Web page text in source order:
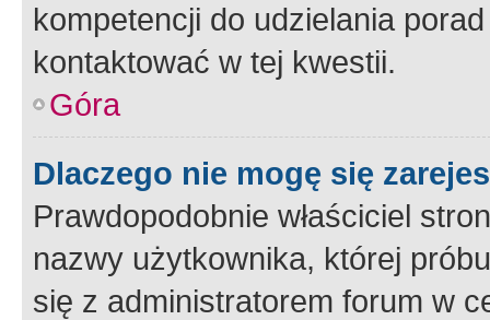
kompetencji do udzielania
kontaktować w tej kwestii.
Góra
Dlaczego nie mogę się
Prawdopodobnie właściciel
nazwy użytkownika, której
się z administratorem forum w